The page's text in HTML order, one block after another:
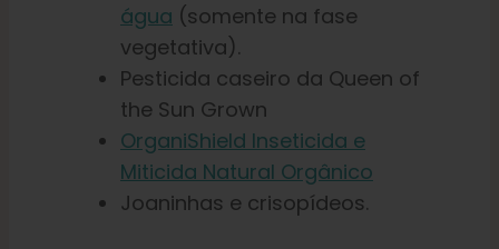
água (somente na fase
vegetativa).
Pesticida caseiro da Queen of
the Sun Grown
OrganiShield Inseticida e
Miticida Natural Orgânico
Joaninhas e crisopídeos.